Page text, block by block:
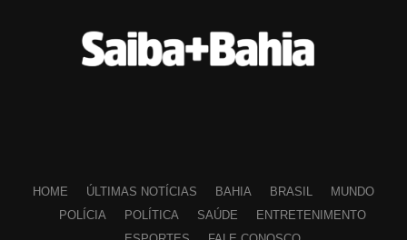
HOME ÚLTIMAS NOTÍCIAS BAHIA BRASIL
MUNDO
POLÍCIA
POLÍTICA SAÚDE
ENTRETENIMENTO